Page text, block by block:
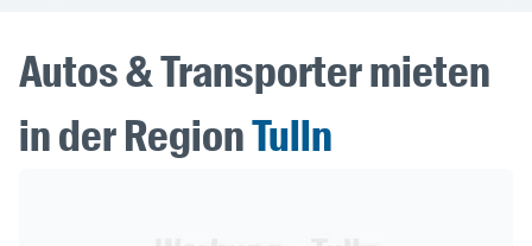
Autos & Transporter mieten
in der RegionTulln